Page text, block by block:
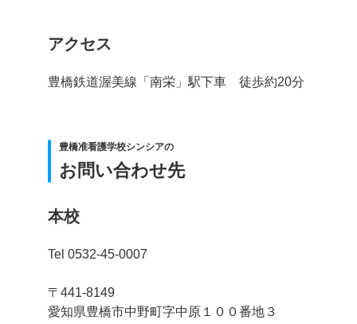
アクセス
豊橋鉄道渥美線「南栄」駅下車 徒歩約20分
豊橋准看護学校シンシアの
お問い合わせ先
本校
Tel 0532-45-0007
〒441-8149
愛知県豊橋市中野町字中原１００番地３